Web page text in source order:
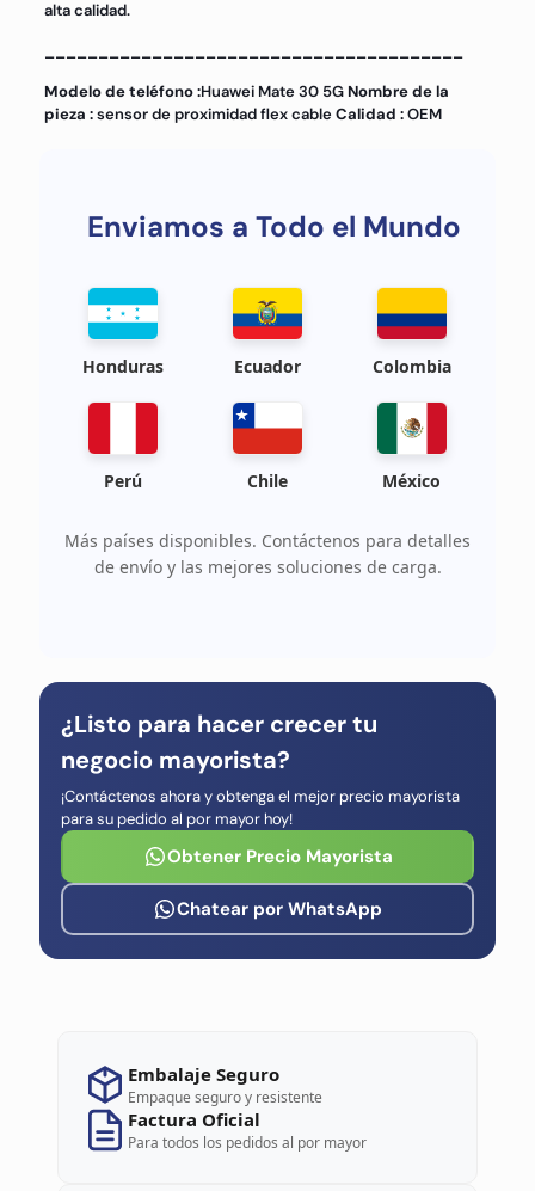
alta calidad.
Modelo de teléfono :Huawei Mate 30 5GNombre de la
pieza :sensor de proximidad flex cableCalidad :OEM
Enviamos a Todo el Mundo
Honduras Ecuador Colombia
Perú Chile México
Más países disponibles. Contáctenos para detalles
de envío y las mejores soluciones de carga.
¿Listo para hacer crecer tu
negocio mayorista?
¡Contáctenos ahora y obtenga el mejor precio mayorista
para su pedido al por mayor hoy!
Obtener Precio Mayorista
Chatear por WhatsApp
Embalaje Seguro
Empaque seguro y resistente
Factura Oficial
Para todos los pedidos al por mayor